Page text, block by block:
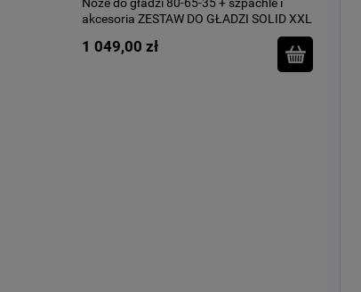
akcesoria ZESTAW DO GŁADZI SOLID XXL
1 049,00 zł